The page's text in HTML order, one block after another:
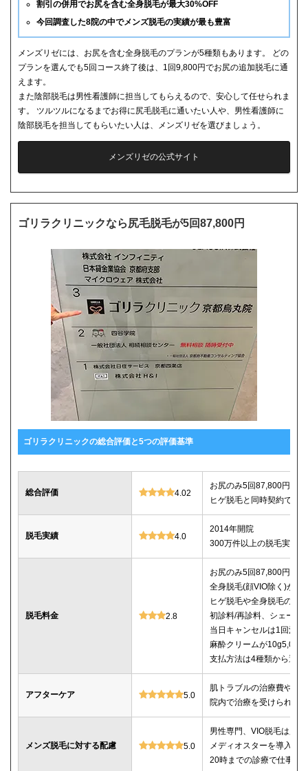
割引の併用でお尻を含む全身脱毛が最大30%OFF
今回調査した8院の中でメンズ脱毛の実績が最も豊富
メンズリゼには、お尻を含む全身脱毛のプランが5種類もあります。 どの
プランを選んでも5回コース終了後は、1回9,800円でお尻の追加脱毛に通
えます。
また陰部脱毛は男性看護師に担当してもらえるので、安心して任せられま
す。 ツルツルになるまでお得に尻毛脱毛に通いたい人や、男性看護師に
陰部脱毛を担当してもらいたい人は、メンズリゼを選びましょう。
メンズリゼの公式サイト
ゴリラクリニックなら尻毛脱毛が5回87,800円
ゴリラクリニックの総合評価と5つの評価基準
総合評価 4.02
お尻のみ5回87,800円、
ヒゲ脱毛と同時契約で
脱毛実績 4.0
2014年開院
300万件以上の脱毛実績
脱毛料金 2.8
お尻のみ5回87,800円、
全身脱毛(顔VIO除く)が5
ヒゲ脱毛や全身脱毛のコ
初診料/再診料、シェービ
当日キャンセルは1回消化
麻酔クリームが10g5,000
支払方法は4種類から選べ
アフターケア 5.0
肌トラブルの治療費や薬
院内で治療を受けられる
メンズ脱毛に対する配慮 5.0
男性専門、VIO脱毛は必
メディオスターを導入、
20時までの診療で仕事帰